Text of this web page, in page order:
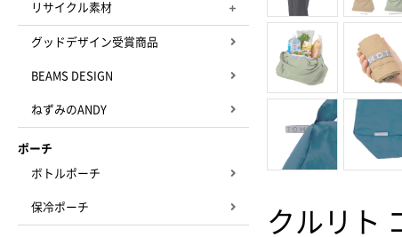
クルリト
リサイクル素材
グッドデザイン受賞商品
BEAMS DESIGN
ねずみのANDY
ポーチ
ボトルポーチ
保冷ポーチ